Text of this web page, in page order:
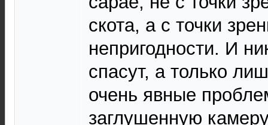
скота, а с точки
непригодности. И
спасут, а только
очень явные
заглушенную